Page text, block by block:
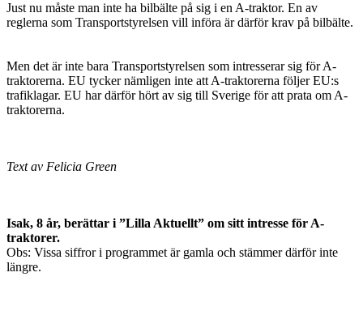
Just nu måste man inte ha bilbälte på sig i en A-traktor. En av
reglerna som Transportstyrelsen vill införa är därför krav på bilbälte.
Men det är inte bara Transportstyrelsen som intresserar sig för A-
traktorerna. EU tycker nämligen inte att A-traktorerna följer EU:s
trafiklagar. EU har därför hört av sig till Sverige för att prata om A-
traktorerna.
Text av Felicia Green
Isak, 8 år, berättar i ”Lilla Aktuellt” om sitt intresse för A-
traktorer.
Obs: Vissa siffror i programmet är gamla och stämmer därför inte
längre.